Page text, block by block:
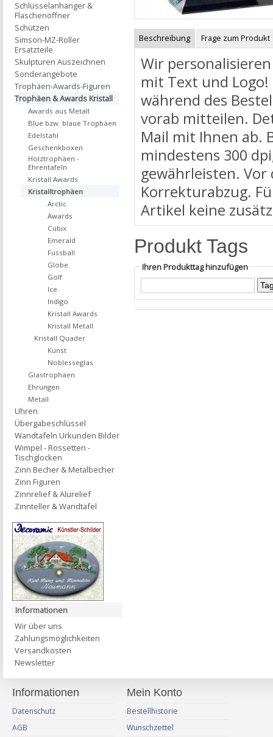
Beschreibung Frage zum Produkt
Wir
mit Text und
während des
vorab mitteilen.
Mail mit Ihnen ab.
mindestens 300
gewährleisten.
Korrekturabzug.
Artikel keine
Produkt Tags
Ihren Produkttag hinzufügen
Schlüsselanhänger &
Flaschenöffner
Schützen
Simson-MZ-Roller
Ersatzteile
Skulpturen Auszeichnen
Sonderangebote
Trophäen-Awards-Figuren
Trophäen & Awards Kristall
Awards aus Metall
Blue bzw. blaue Trophäen
Edelstahl
Geschenkboxen
Holztrophäen -
Ehrentafeln
Kristall Awards
Kristalltrophäen
Arctic
Awards
Cubix
Emerald
Fussball
Globe
Golf
Ice
Indigo
Kristall Awards
Kristall Metall
Kristall Quader
Kunst
Noblesseglas
Glastrophäen
Ehrungen
Metall
Uhren
Übergabeschlüssel
Wandtafeln Urkunden Bilder
Wimpel - Rossetten -
Tischglocken
Zinn Becher & Metalbecher
Zinn Figuren
Zinnrelief & Alurelief
Zinnteller & Wandtafel
Informationen
Wir über uns
Zahlungsmöglichkeiten
Versandkosten
Newsletter
Informationen
Datenschutz
AGB
Mein Konto
Bestellhistorie
Wunschzettel